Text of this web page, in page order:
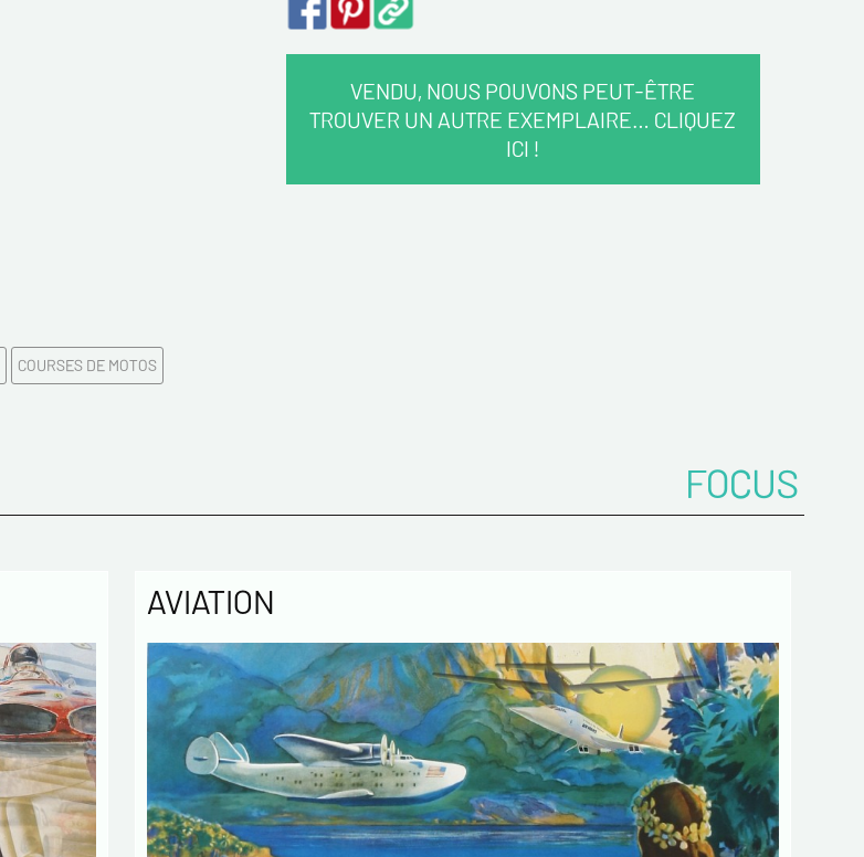
VENDU, NOUS POUVONS PEUT-ÊTRE
TROUVER UN AUTRE EXEMPLAIRE… CLIQUEZ
ICI !
Remarques
Politique de confidentialité :
COURSES DE MOTOS
FOCUS
AVIATION